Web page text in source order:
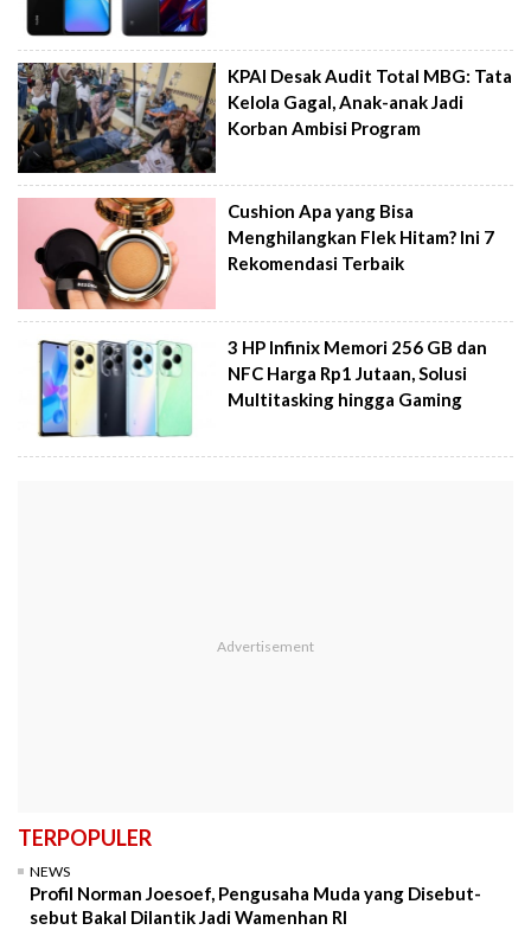
KPAI Desak Audit Total MBG: Tata
Kelola Gagal, Anak-anak Jadi
Korban Ambisi Program
Cushion Apa yang Bisa
Menghilangkan Flek Hitam? Ini 7
Rekomendasi Terbaik
3 HP Infinix Memori 256 GB dan
NFC Harga Rp1 Jutaan, Solusi
Multitasking hingga Gaming
TERPOPULER
NEWS
Profil Norman Joesoef, Pengusaha Muda yang Disebut-
sebut Bakal Dilantik Jadi Wamenhan RI